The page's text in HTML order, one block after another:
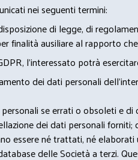
nei seguenti termini:
di legge, di
finalità ausiliare al rapporto
l’interessato potrà
dei dati personali
se errati o obsoleti e
dei dati personali
essere né trattati, né
delle Società a terzi.